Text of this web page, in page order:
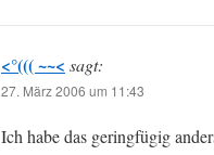
<°((( ~~< sagt:
27. März 2006 um 11:43
Ich habe das geringfügig